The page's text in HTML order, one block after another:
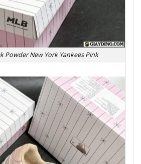
Powder New York Yankees Pink